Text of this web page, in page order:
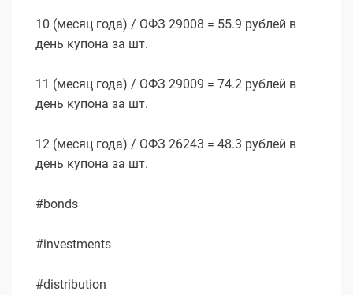
10 (месяц года) / ОФЗ 29008 = 55.9 рублей в
день купона за шт.
11 (месяц года) / ОФЗ 29009 = 74.2 рублей в
день купона за шт.
12 (месяц года) / ОФЗ 26243 = 48.3 рублей в
день купона за шт.
#bonds
#investments
#distribution